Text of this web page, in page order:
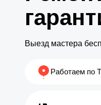
Выезд мастера
Работаем по